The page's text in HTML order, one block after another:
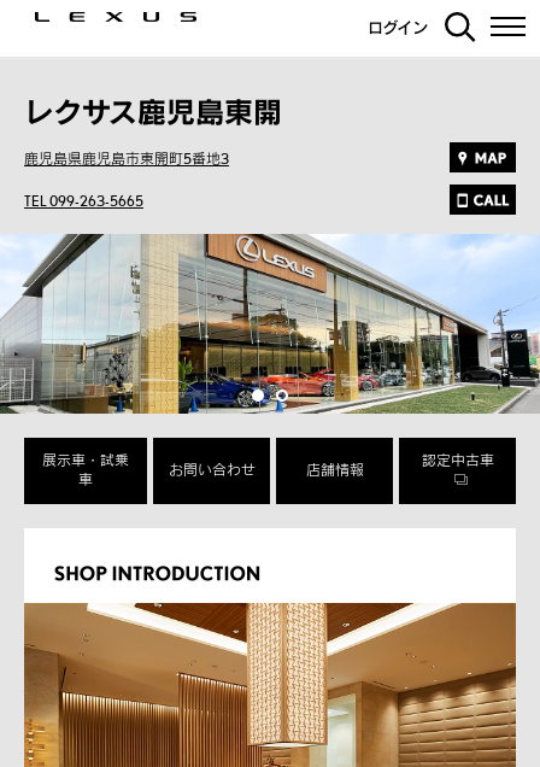
ログイン
レクサス鹿児島東開
鹿児島県鹿児島市東開町5番地3
TEL 099-263-5665
展示車・試乗
車
お問い合わせ 店舗情報
認定中古車